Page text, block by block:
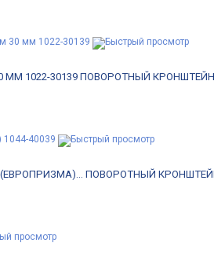
1022-30139 ПОВОРОТНЫЙ КРОНШТЕЙН
ПОВОРОТНЫЙ КРОНШТЕЙН